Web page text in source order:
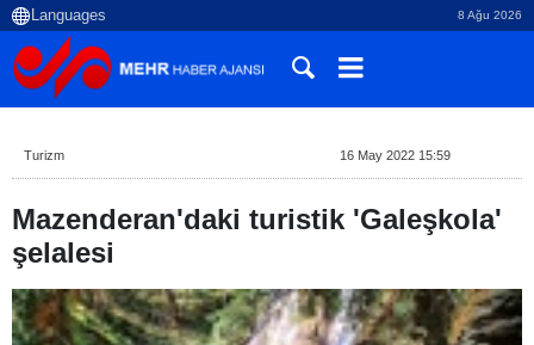
8 Ağu 2026
Turizm 16 May 2022 15:59
Mazenderan'daki turistik 'Galeşkola'
şelalesi